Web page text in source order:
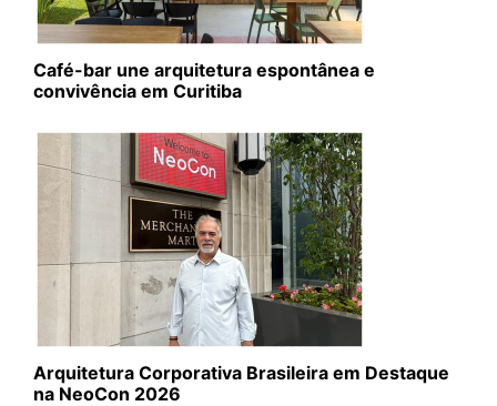
Café-bar une arquitetura espontânea e
convivência em Curitiba
Arquitetura Corporativa Brasileira em Destaque
na NeoCon 2026